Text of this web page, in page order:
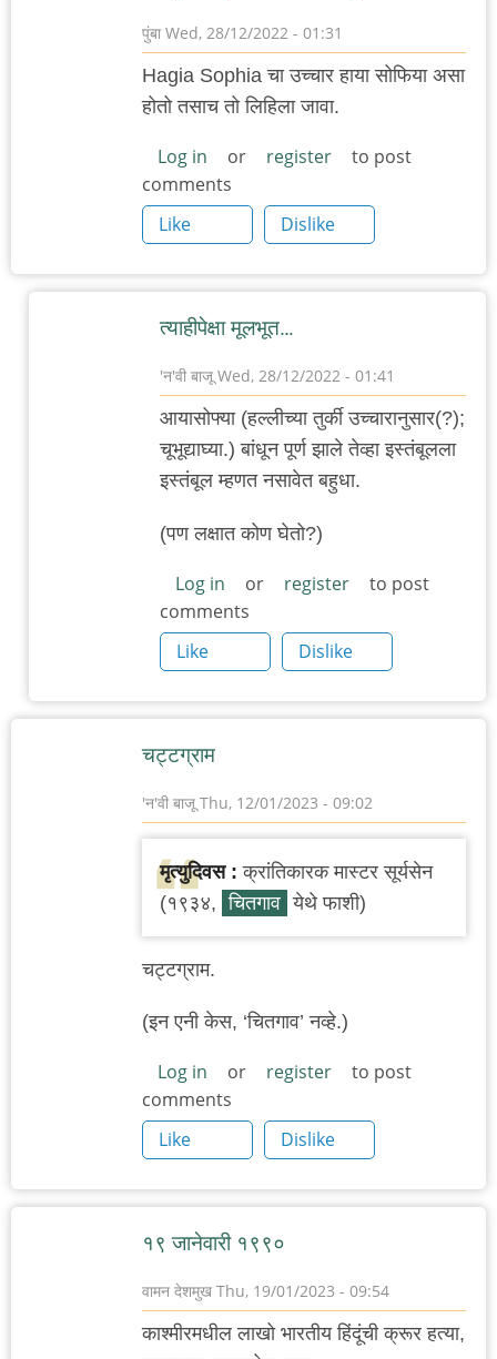
पुंबा Wed, 28/12/2022 - 01:31
Hagia Sophia चा उच्चार हाया सोफिया असा
होतो तसाच तो लिहिला जावा.
Log in or register
to post
comments
Like
Dislike
त्याहीपेक्षा मूलभूत…
'न'वी बाजूWed, 28/12/2022 - 01:41
to
Hagia
Sophia
उच्चार
हाया
by
आयासोफ्या (हल्लीच्या तुर्की उच्चारानुसार(?);
चूभूद्याघ्या.) बांधून पूर्ण झाले तेव्हा इस्तंबूलला
इस्तंबूल म्हणत नसावेत बहुधा.
(पण लक्षात कोण घेतो?)
Log in or register
to post
comments
Like
Dislike
चट्टग्राम
'न'वी बाजू Thu, 12/01/2023 - 09:02
मृत्युदिवस : क्रांतिकारक मास्टर सूर्यसेन
(१९३४, चितगाव येथे फाशी)
चट्टग्राम.
(इन एनी केस, ‘चितगाव’ नव्हे.)
Log in or register
to post
comments
Like
Dislike
१९ जानेवारी १९९०
वामन देशमुख Thu, 19/01/2023 - 09:54
काश्मीरमधील लाखो भारतीय हिंदूंची क्रूर हत्या,